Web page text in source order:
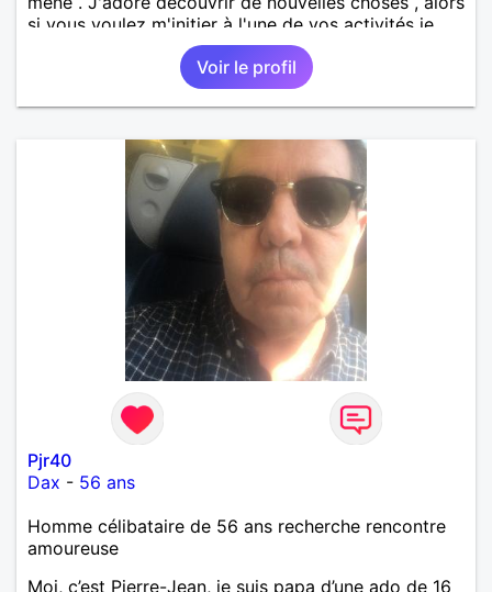
si vous voulez m'initier à l'une de vos activités je
Voir le profil
Pjr40
Dax - 56 ans
Homme célibataire de 56 ans recherche rencontre
amoureuse
Moi, c’est Pierre-Jean, je suis papa d’une ado de 16